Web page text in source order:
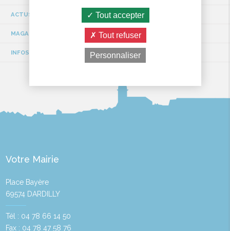
ACTUS / EVÉNEMENTS
MAGAZINE MUNICIPAL
INFOS TRAVAUX
Votre Mairie
Place Bayère
69574 DARDILLY
Tél : 04 78 66 14 50
Fax : 04 78 47 58 76
Tout accepter
Tout refuser
Personnaliser